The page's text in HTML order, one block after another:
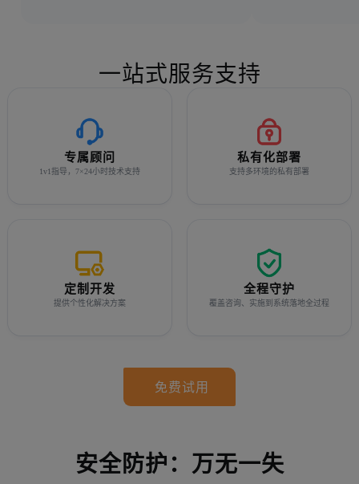
一站式服务支持
专属顾问
1v1指导，7×24小时技术支持
私有化部署
支持多环境的私有部署
定制开发
提供个性化解决方案
全程守护
覆盖咨询、实施到系统落地全过程
免费试用
安全防护：万无一失